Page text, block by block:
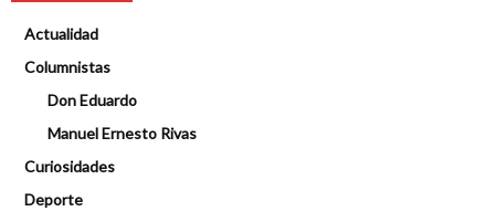
Actualidad
Columnistas
Don Eduardo
Manuel Ernesto Rivas
Curiosidades
Deporte